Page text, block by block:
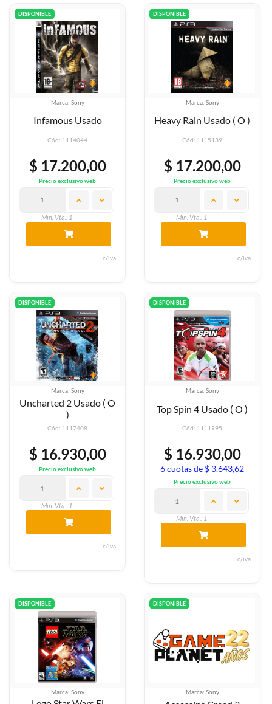
DISPONIBLE
Marca: Sony
Infamous Usado
Cód: 1114044
$ 17.200,00
Precio exclusivo web
Min. Vta.: 1
c/iva
DISPONIBLE
Marca: Sony
Heavy Rain Usado ( O )
Cód: 1115139
$ 17.200,00
Precio exclusivo web
Min. Vta.: 1
c/iva
DISPONIBLE
Marca: Sony
Uncharted 2 Usado ( O
)
Cód: 1117408
$ 16.930,00
Precio exclusivo web
Min. Vta.: 1
c/iva
DISPONIBLE
Marca: Sony
Top Spin 4 Usado ( O )
Cód: 1111995
$ 16.930,00
6 cuotas de $ 3.643,62
Precio exclusivo web
Min. Vta.: 1
c/iva
DISPONIBLE
Marca: Sony
DISPONIBLE
Marca: Sony